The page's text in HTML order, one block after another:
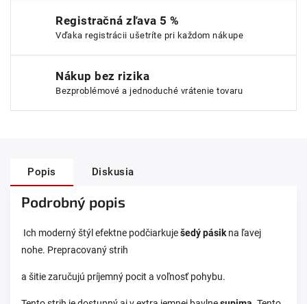
Registračná zľava 5 %
Vďaka registrácii ušetríte pri každom nákupe
Nákup bez rizika
Bezproblémové a jednoduché vrátenie tovaru
Popis Diskusia
Podrobný popis
Ich moderný štýl efektne podčiarkuješedý pásik na ľavej
nohe. Prepracovaný strih
a šitie zaručujú príjemný pocit a voľnosť pohybu.